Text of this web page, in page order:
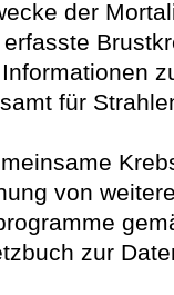
der
für
von
zur